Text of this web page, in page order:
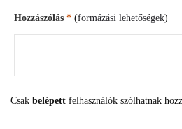
Hozzászólás * (formázási lehetőségek)
Csak belépett felhasználók szólhatnak